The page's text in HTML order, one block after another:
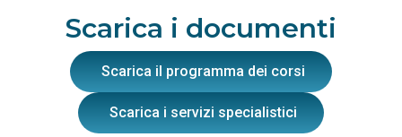
Scarica i documenti
Scarica il programma dei corsi
Scarica i servizi specialistici